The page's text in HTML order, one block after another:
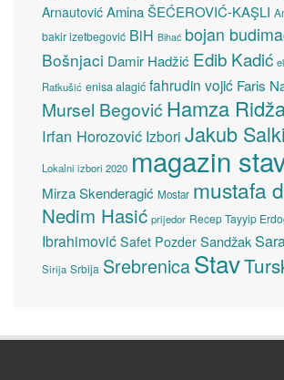
Arnautović Amina ŠEĆEROVIĆ-KAŞLI
bakir izetbegović BiH Bihać bojan
Bošnjaci Damir Hadžić Edib Kadić
Ratkušić enisa alagić fahrudin vojić Faris
Mursel Begović Hamza
Irfan Horozović Izbori Jakub
Lokalni izbori 2020 magazin
Mirza Skenderagić Mostar mustafa
Nedim Hasić prijedor Recep Tayyip
Ibrahimović Safet Pozder Sandžak
Sirija Srbija SrebrenicaStav